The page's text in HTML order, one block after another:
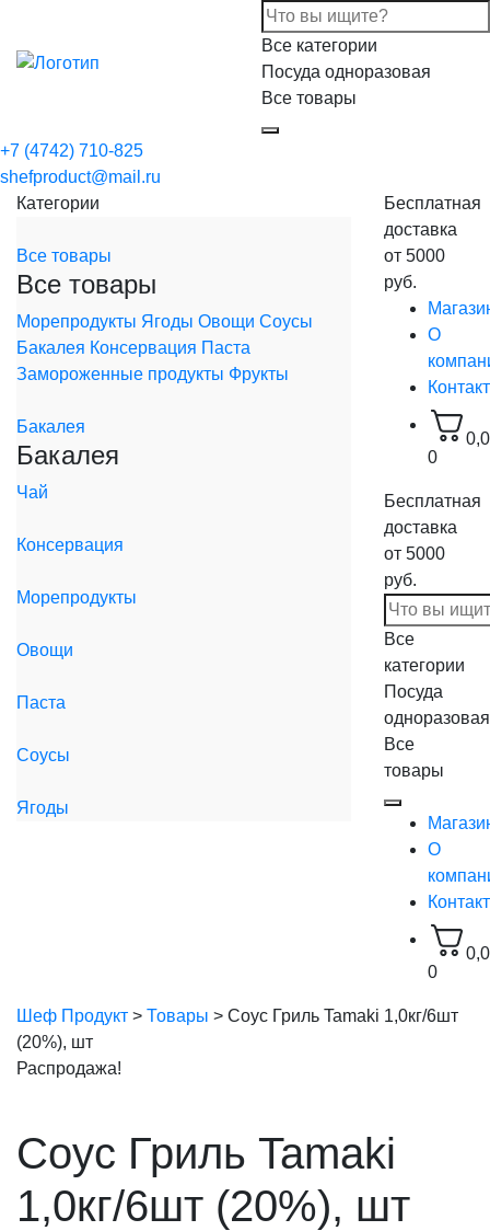
Все категории
Посуда одноразовая
Все товары
+7 (4742) 710-825
shefproduct@mail.ru
Категории
Все товары
Все товары
Морепродукты Ягоды Овощи Соусы
Бакалея Консервация Паста
Замороженные продукты Фрукты
Бакалея
Бакалея
Чай
Консервация
Морепродукты
Овощи
Паста
Соусы
Ягоды
Бесплатная
доставка
от 5000
руб.
О
0
Бесплатная
доставка
от 5000
руб.
Все
категории
Посуда
одноразовая
Все
товары
О
0
Шеф Продукт > Товары > Соус Гриль Tamaki 1,0кг/6шт
(20%), шт
Распродажа!
Соус Гриль Tamaki
1,0кг/6шт (20%), шт